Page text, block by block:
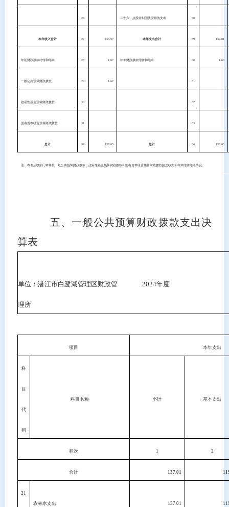
26 二十六、抗疫特别国债安排的支出 58
本年收入合计 27 136.97 本年支出合计 59 137.01
年初财政拨款结转和结余 28 1.67 年末财政拨款结转和结余 60 1.63
一般公共预算财政拨款 29 1.67 61
政府性基金预算财政拨款 30 62
国有资本经营预算财政拨款 31 63
总计 32 138.65 总计 64 138.65
注：本表反映部门本年度一般公共预算财政拨款、政府性基金预算财政拨款和国有资本经营预算财政拨款的总收支和年末结转结余情况。
五、一般公共预算财政拨款支出决
算表
单位：潜江市白鹭湖管理区财政管
理所
2024年度
项目 本年支出
科
目
代
码
科目名称 小计 基本支出
栏次 1 2
合计 137.01
21
农林水支出 137.01